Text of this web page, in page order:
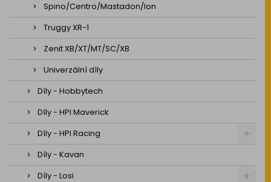
Spino/Centro/Mastadon/Ion
Truggy XR-1
Zenit XB/XT/MT/SC/XB
Univerzální díly
Díly - Hobbytech
Díly - HPI Maverick
Díly - HPI Racing
Díly - Kavan
Díly - Losi